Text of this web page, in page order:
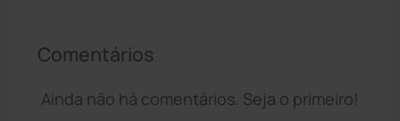
Comentários
Ainda não há comentários. Seja o primeiro!